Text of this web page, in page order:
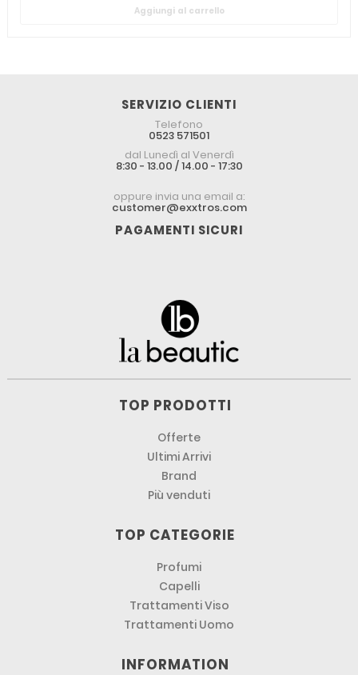
Aggiungi al carrello
SERVIZIO CLIENTI
Telefono
0523 571501
dal Lunedì al Venerdì
8:30 - 13.00 / 14.00 - 17:30
oppure invia una email a:
customer@exxtros.com
PAGAMENTI SICURI
TOP PRODOTTI
Offerte
Ultimi Arrivi
Brand
Più venduti
TOP CATEGORIE
Profumi
Capelli
Trattamenti Viso
Trattamenti Uomo
INFORMATION